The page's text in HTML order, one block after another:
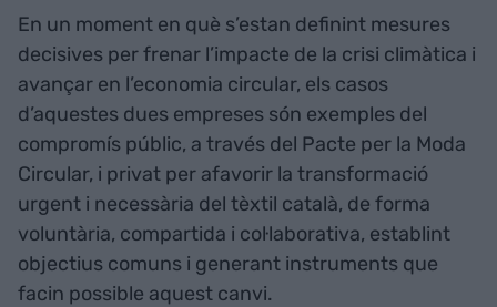
En un moment en què s’estan definint mesures
decisives per frenar l’impacte de la crisi climàtica i
avançar en l’economia circular, els casos
d’aquestes dues empreses són exemples del
compromís públic, a través del Pacte per la Moda
Circular, i privat per afavorir la transformació
urgent i necessària del tèxtil català, de forma
voluntària, compartida i col·laborativa, establint
objectius comuns i generant instruments que
facin possible aquest canvi.